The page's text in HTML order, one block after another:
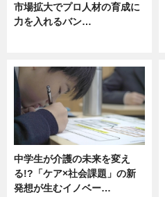
市場拡大でプロ人材の育成に
力を入れるバン…
中学生が介護の未来を変え
る!?「ケア×社会課題」の新
発想が生むイノベー…